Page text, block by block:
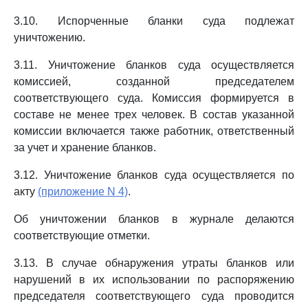
3.10. Испорченные бланки суда подлежат
уничтожению.
3.11. Уничтожение бланков суда осуществляется
комиссией, созданной председателем
соответствующего суда. Комиссия формируется в
составе не менее трех человек. В состав указанной
комиссии включается также работник, ответственный
за учет и хранение бланков.
3.12. Уничтожение бланков суда осуществляется по
акту (приложение N 4).
Об уничтожении бланков в журнале делаются
соответствующие отметки.
3.13. В случае обнаружения утраты бланков или
нарушений в их использовании по распоряжению
председателя соответствующего суда проводится